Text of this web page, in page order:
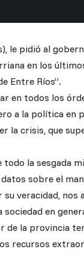
le pidió al
en los
Entre Ríos”.
en todos los
a la política en
la crisis, que
la sesgada
sobre el
veracidad, nos
en
de la provincia
recursos